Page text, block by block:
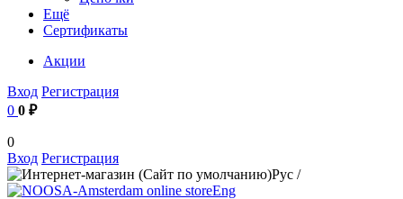
Ещё
Сертификаты
Акции
Вход Регистрация
0 0 ₽
0
Вход Регистрация
Рус /
Eng